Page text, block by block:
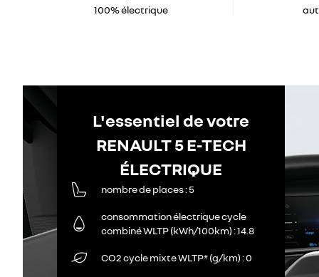
100% électrique
L'essentiel de votre
RENAULT 5 E-TECH
ÉLECTRIQUE
nombre de places 5
consommation électrique cycle
combiné WLTP (kWh/100km) 14.8
CO2 cycle mixte WLTP* (g/km) 0